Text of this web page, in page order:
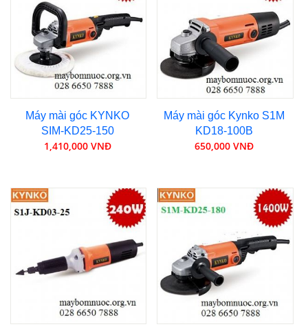
Máy mài góc KYNKO
SIM-KD25-150
1,410,000 VNĐ
Máy mài góc Kynko S1M
KD18-100B
650,000 VNĐ